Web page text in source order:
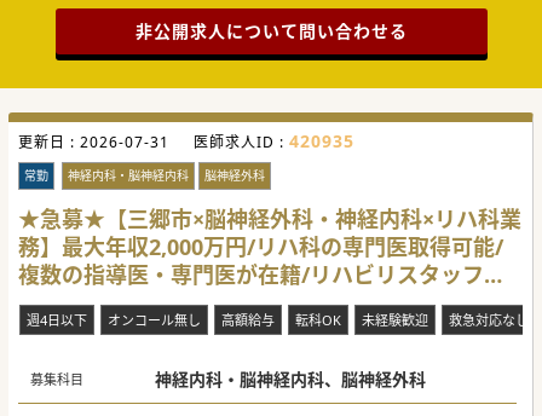
り、その思いが病院全体の雰囲気の大半を形成しておりま
■心臓リハビリの立ち上げを目指しての募集となります。グ
安心下さい。
■1人1人の患者様にとってベストなリハビリの提供を、リハ
スタッフと共に模索していただける先生を求めております。
■随時お受入の体制は整っておりますので、ご希望のご入職
のタイミングを仰っていただければ調整が可能です。
#年度内入職可 #秋入職可
非公開求人について問い合わせる
更新日 : 2026-07-31 医師求人ID : 420935
常勤 神経内科・脳神経内科 脳神経外科
★急募★【三郷市×脳神経外科・神経内科×リハ科業
務】最大年収2,000万円/リハ科の専門医取得可能/
複数の指導医・専門医が在籍/リハビリスタッフも
充実！
週4日以下 オンコール無し 高額給与 転科OK 未経験歓迎 救急対応なし
募集科目 神経内科・脳神経内科、脳神経外科